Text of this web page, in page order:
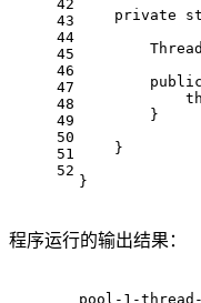
42
43
44
45
46
47
48
49
50
51
52
private
public
        }
    }
}
程序运行的输出结果：